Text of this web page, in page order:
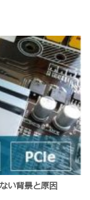
い背景と原因